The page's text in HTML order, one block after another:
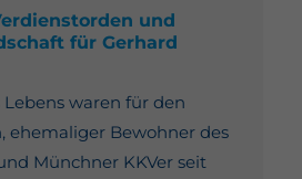
und
für Gerhard
Lebens waren für den
ehemaliger Bewohner des
Münchner KKVer seit